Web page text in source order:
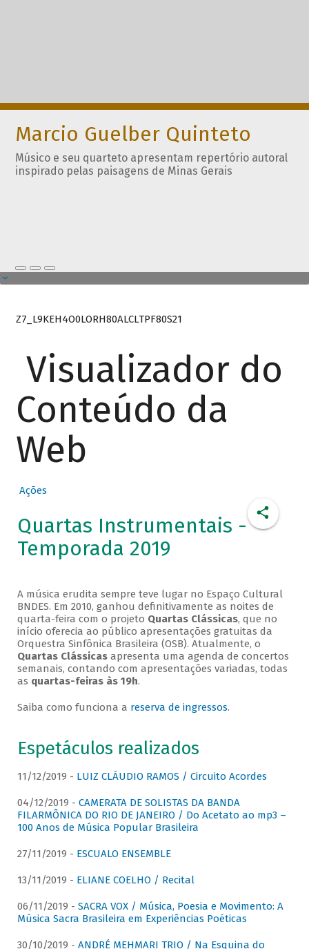
Marcio Guelber Quinteto
Músico e seu quarteto apresentam repertório autoral
inspirado pelas paisagens de Minas Gerais
Z7_L9KEH4O0LORH80ALCLTPF80S21
Visualizador do
Conteúdo da
Web
Ações
Quartas Instrumentais -
Temporada 2019
A música erudita sempre teve lugar no Espaço Cultural
BNDES. Em 2010, ganhou definitivamente as noites de
quarta-feira com o projeto Quartas Clássicas, que no
início oferecia ao público apresentações gratuitas da
Orquestra Sinfônica Brasileira (OSB). Atualmente, o
Quartas Clássicasapresenta uma agenda de concertos
semanais, contando com apresentações variadas, todas
as quartas-feiras às 19h.
Saiba como funciona a reserva de ingressos.
Espetáculos realizados
11/12/2019 - LUIZ CLÁUDIO RAMOS / Circuito Acordes
04/12/2019 - CAMERATA DE SOLISTAS DA BANDA
FILARMÔNICA DO RIO DE JANEIRO / Do Acetato ao mp3 –
100 Anos de Música Popular Brasileira
27/11/2019 - ESCUALO ENSEMBLE
13/11/2019 - ELIANE COELHO / Recital
06/11/2019 - SACRA VOX / Música, Poesia e Movimento: A
Música Sacra Brasileira em Experiências Poéticas
30/10/2019 - ANDRÉ MEHMARI TRIO / Na Esquina do